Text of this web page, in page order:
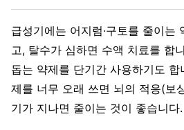
급성기에는 어지럼·구토를 줄이는
고, 탈수가 심하면 수액 치료를 합
돕는 약제를 단기간 사용하기도
제를 너무 오래 쓰면 뇌의 적응(보
기가 지나면 줄이는 것이 좋습니다.